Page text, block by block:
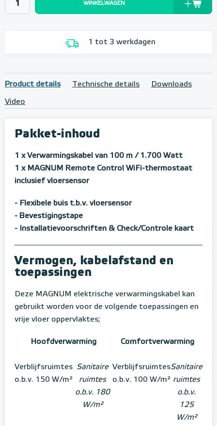
WINKELWAGEN
1 tot 3 werkdagen
Product details Technische details Downloads
Video
Pakket-inhoud
1 x Verwarmingskabel van 100 m / 1.700 Watt
1 x MAGNUM Remote Control WiFi-thermostaat
inclusief vloersensor
- Flexibele buis t.b.v. vloersensor
- Bevestigingstape
- Installatievoorschriften & Check/Controle kaart
Vermogen, kabelafstand en
toepassingen
Deze MAGNUM elektrische verwarmingskabel kan
gebruikt worden voor de volgende toepassingen en
vrije vloer oppervlaktes;
Hoofdverwarming Comfortverwarming
Verblijfsruimtes
o.b.v. 150 W/m²
Sanitaire
ruimtes
o.b.v. 180
W/m²
Verblijfsruimtes
o.b.v. 100 W/m²
Sanitaire
ruimtes
o.b.v.
125
W/m²